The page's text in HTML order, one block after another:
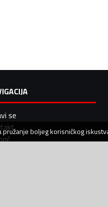
se
pružanje boljeg korisničkog